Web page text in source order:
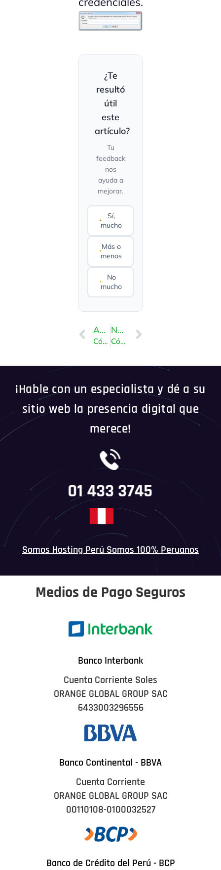
¿Te
resultó
útil
este
artículo?
Tu
feedback
nos
ayuda a
mejorar.
Sí,
mucho
Más o
menos
No
mucho
ANTERIOR
Cómo actualizar la dirección de correo electrónico de una tarea programada en Plesk
NEXT
Cómo bloquear una dirección IP para negar el acceso a su sitio web
¡Hable con un especialista y dé a su
sitio web la presencia digital que
merece!
01 433 3745
Somos Hosting Perú Somos 100% Peruanos
Medios de Pago Seguros
Banco Interbank
Cuenta Corriente Soles
ORANGE GLOBAL GROUP SAC
6433003296556
Banco Continental - BBVA
Cuenta Corriente
ORANGE GLOBAL GROUP SAC
00110108-0100032527
Banco de Crédito del Perú - BCP